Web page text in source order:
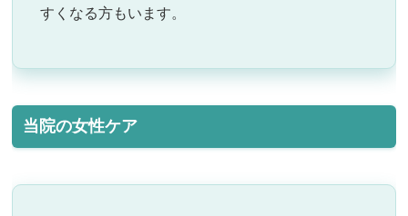
すくなる方もいます。
当院の女性ケア